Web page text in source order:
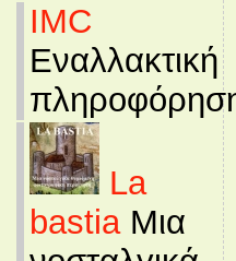
IMC
Εναλλακτική
La
bastiaΜια